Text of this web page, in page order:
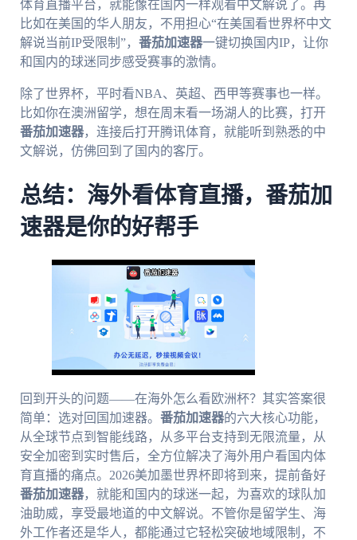
体育直播平台，就能像在国内一样观看中文解说了。再
比如在美国的华人朋友，不用担心“在美国看世界杯中文
解说当前IP受限制”， 番茄加速器一键切换国内IP，让你
和国内的球迷同步感受赛事的激情。
除了世界杯，平时看NBA、英超、西甲等赛事也一样。
比如你在澳洲留学，想在周末看一场湖人的比赛，打开
番茄加速器，连接后打开腾讯体育，就能听到熟悉的中
文解说，仿佛回到了国内的客厅。
总结：海外看体育直播，番茄加
速器是你的好帮手
回到开头的问题——在海外怎么看欧洲杯？其实答案很
简单：选对回国加速器。 番茄加速器的六大核心功能，
从全球节点到智能线路，从多平台支持到无限流量，从
安全加密到实时售后，全方位解决了海外用户看国内体
育直播的痛点。2026美加墨世界杯即将到来，提前备好
番茄加速器，就能和国内的球迷一起，为喜欢的球队加
油助威，享受最地道的中文解说。不管你是留学生、海
外工作者还是华人，都能通过它轻松突破地域限制，不